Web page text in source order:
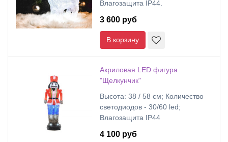
Влагозащита IP44.
3 600 руб
В корзину
Акриловая LED фигура
"Щелкунчик"
Высота: 38 / 58 cм; Количество
светодиодов - 30/60 led;
Влагозащита IP44
4 100 руб